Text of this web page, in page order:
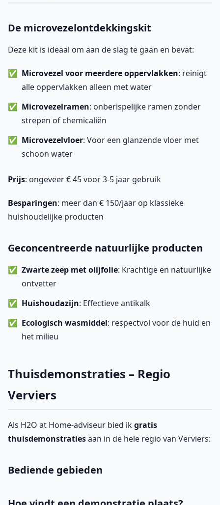
De microvezelontdekkingskit
Deze kit is ideaal om aan de slag te gaan en bevat:
Microvezel voor meerdere oppervlakken: reinigt
alle oppervlakken alleen met water
Microvezelramen: onberispelijke ramen zonder
strepen of chemicaliën
Microvezelvloer: Voor een glanzende vloer met
schoon water
Prijs: ongeveer € 45 voor 3-5 jaar gebruik
Besparingen: meer dan € 150/jaar op klassieke
huishoudelijke producten
Geconcentreerde natuurlijke producten
Zwarte zeep met olijfolie: Krachtige en natuurlijke
ontvetter
Huishoudazijn: Effectieve antikalk
Ecologisch wasmiddel: respectvol voor de huid en
het milieu
Thuisdemonstraties – Regio
Verviers
Als H2O at Home-adviseur bied ikgratis
thuisdemonstratiesaan in de hele regio van Verviers:
Bediende gebieden